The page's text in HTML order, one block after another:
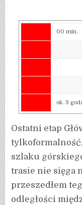
00 min.
ok. 3
Ostatni etap
szlaku
trasie nie sięga
przeszedłem
odległości